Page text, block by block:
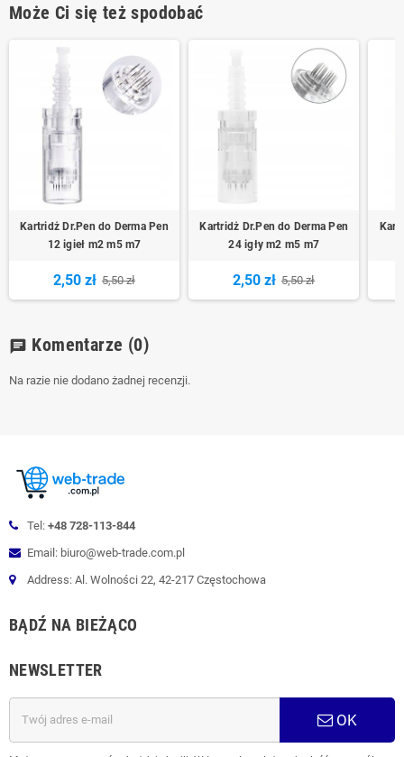
Może Ci się też spodobać
Kartridż Dr.Pen do Derma Pen
12 igieł m2 m5 m7
2,50 zł 5,50 zł
Kartridż Dr.Pen do Derma Pen
24 igły m2 m5 m7
2,50 zł 5,50 zł
chat Komentarze (0)
Na razie nie dodano żadnej recenzji.
Tel: +48 728-113-844
Email: biuro@web-trade.com.pl
Address: Al. Wolności 22, 42-217 Częstochowa
BĄDŹ NA BIEŻĄCO
NEWSLETTER
OK